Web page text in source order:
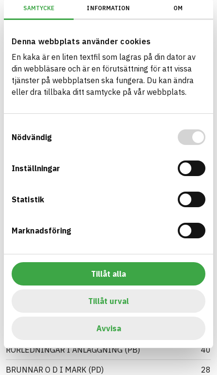
SAMTYCKE INFORMATION OM
Denna webbplats använder cookies
En kaka är en liten textfil som lagras på din dator av
din webbläsare och är en förutsättning för att vissa
tjänster på webbplatsen ska fungera. Du kan ändra
eller dra tillbaka ditt samtycke på vår webbplats.
Nödvändig
Inställningar
Statistik
Marknadsföring
Tillåt alla
Tillåt urval
Avvisa
131artiklar 0artiklar
Sök
Artikelnamn
IBECO Stödhylsa
IBECO DN600 förhöjningsringar 605x30
IBECO FIX-L 104, SPV: 102,9-105,1mm 2
Visa mer Visar 3 av 50
63
Lauridsen 28
63
VA-kopplingar (20209)
Markavlopp (20201) 28
RÖRLEDNINGAR I ANLÄGGNING (PB) 40
BRUNNAR O D I MARK (PD) 28